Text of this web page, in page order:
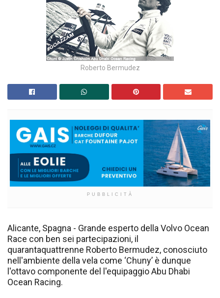
Roberto Bermudez
PUBBLICITÀ
Alicante, Spagna - Grande esperto della Volvo Ocean
Race con ben sei partecipazioni, il
quarantaquattrenne Roberto Bermudez, conosciuto
nell'ambiente della vela come ‘Chuny’ è dunque
l'ottavo componente del l'equipaggio Abu Dhabi
Ocean Racing.